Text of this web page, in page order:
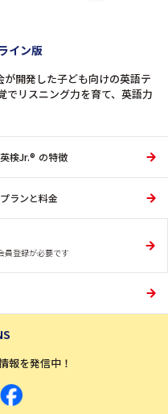
イン版
が開発した子ども向けの英語テ
でリスニング力を育て、英語力
英検Jr.® の特徴
プランと料金
員登録が必要です
報を発信中！